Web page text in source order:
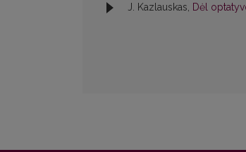
J. Kazlauskas, Dėl